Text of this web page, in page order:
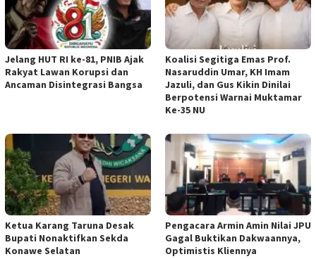
Jelang HUT RI ke-81, PNIB Ajak
Rakyat Lawan Korupsi dan
Ancaman Disintegrasi Bangsa
Koalisi Segitiga Emas Prof.
Nasaruddin Umar, KH Imam
Jazuli, dan Gus Kikin Dinilai
Berpotensi Warnai Muktamar
Ke-35 NU
Ketua ‎Karang Taruna Desak
Bupati Nonaktifkan Sekda
Konawe Selatan
‎Pengacara Armin Amin Nilai JPU
Gagal Buktikan Dakwaannya,
Optimistis Kliennya